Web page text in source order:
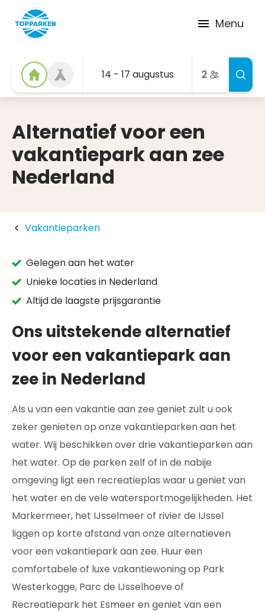
Menu
14 - 17 augustus 2
Alternatief voor een
vakantiepark aan zee
Nederland
Vakantieparken
Gelegen aan het water
Unieke locaties in Nederland
Altijd de laagste prijsgarantie
Ons uitstekende alternatief
voor een vakantiepark aan
zee in Nederland
Als u van een vakantie aan zee geniet zult u ook
zeker genieten op onze vakantieparken aan het
water. Wij beschikken over drie vakantieparken aan
het water. Op de parken zelf of in de nabije
omgeving ligt een recreatieplas waar u geniet van
het water en de vele watersportmogelijkheden. Het
Markermeer, het IJsselmeer of rivier de IJssel
liggen op korte afstand van onze alternatieven
voor een vakantiepark aan zee. Huur een
comfortabele of luxe vakantiewoning op Park
Westerkogge, Parc de IJsselhoeve of
Recreatiepark het Esmeer en geniet van een